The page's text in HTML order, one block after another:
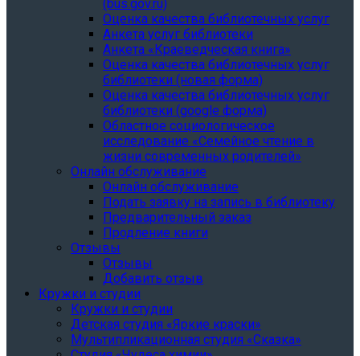
(bus.gov.ru)
Оценка качества библиотечных услуг
Анкета услуг библиотеки
Анкета «Краеведческая книга»
Oценка качества библиотечных услуг
библиотеки (новая форма)
Oценка качества библиотечных услуг
библиотеки (google форма)
Областное социологическое
исследование «Семейное чтение в
жизни современных родителей»
Онлайн обслуживание
Онлайн обслуживание
Подать заявку на запись в библиотеку
Предварительный заказ
Продление книги
Отзывы
Отзывы
Добавить отзыв
Кружки и студии
Кружки и студии
Детская студия «Яркие краски»
Мультипликационная студия «Сказка»